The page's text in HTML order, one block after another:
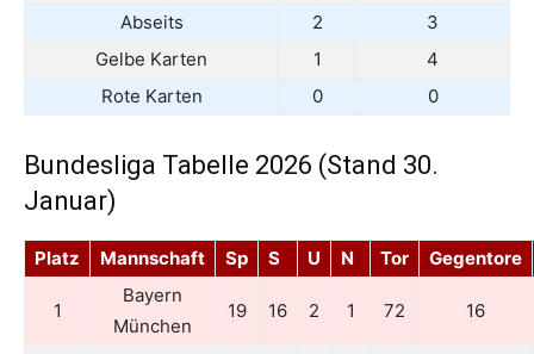
Abseits
2
3
Gelbe Karten
1
4
Rote Karten
0 0
Bundesliga Tabelle 2026 (Stand 30.
Januar)
Platz Mannschaft Sp S U N Tor Gegentore
1
Bayern
München
19 16 2 1 72 16